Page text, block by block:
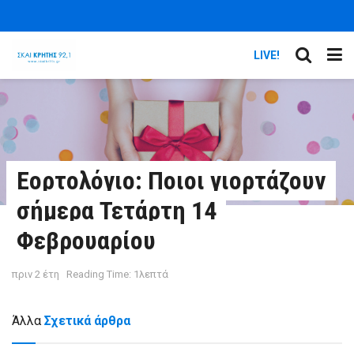
LIVE!
Εορτολόγιο: Ποιοι γιορτάζουν
σήμερα Τετάρτη 14
Φεβρουαρίου
πριν 2 έτη Reading Time: 1λεπτά
Άλλα Σχετικά άρθρα